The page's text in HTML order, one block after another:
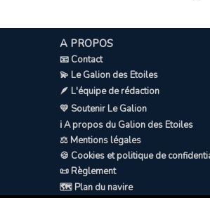
A PROPOS
📧 Contact
💫 Le Galion des Etoiles
🪶 L'équipe de rédaction
💛 Soutenir Le Galion
ℹ️ A propos du Galion des Etoiles
⚖️ Mentions légales
🍪 Cookies et politique de
📜 Règlement
🗺️ Plan du navire